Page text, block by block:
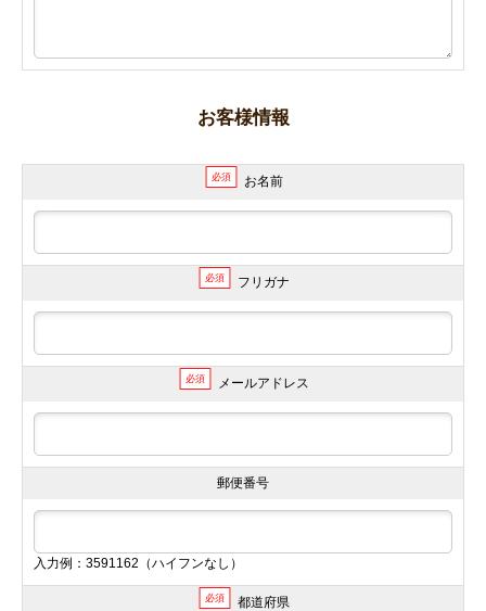
お客様情報
必須 お名前
必須 フリガナ
必須 メールアドレス
郵便番号
入力例：3591162（ハイフンなし）
必須 都道府県